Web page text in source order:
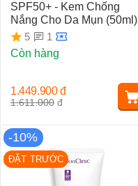
SPF50+ - Kem Chống
Nắng Cho Da Mụn (50ml)
5
1
Còn hàng
1.611.000 đ
1.449.900 đ
-10%
ĐẶT TRƯỚC